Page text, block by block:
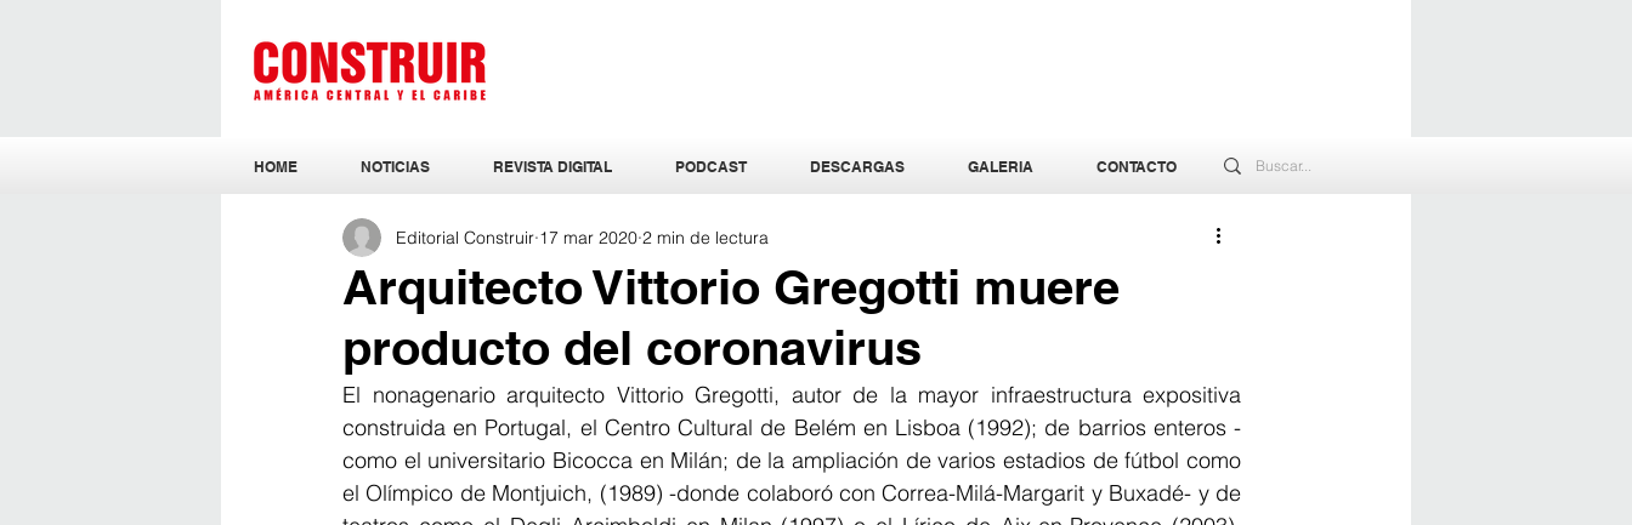
HOME NOTICIAS REVISTA DIGITAL PODCAST DESCARGAS GALERIA CONTACTO
Arquitecto Vittorio Gregotti muere
producto del coronavirus
Editorial Construir 17 mar 2020 2 min de lectura
El nonagenario arquitecto Vittorio Gregotti, autor de la mayor infraestructura expositiva
construida en Portugal, el Centro Cultural de Belém en Lisboa (1992); de barrios enteros -
como el universitario Bicocca en Milán; de la ampliación de varios estadios de fútbol como
el Olímpico de Montjuich, (1989) -donde colaboró con Correa-Milá-Margarit y Buxadé- y de